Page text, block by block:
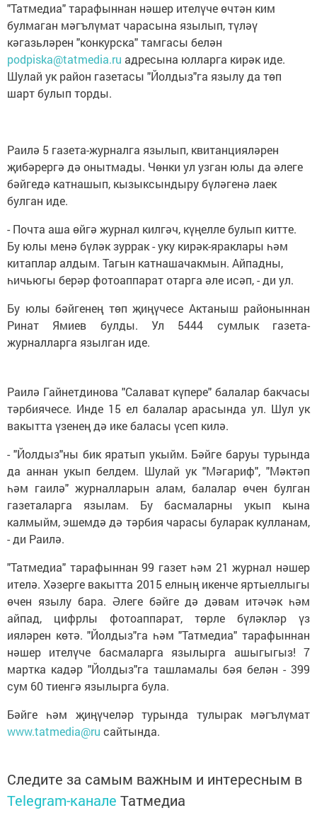
"Татмедиа" тарафыннан нәшер ителүче өчтән ким
булмаган мәгълүмат чарасына язылып, түләү
кәгазьләрен "конкурска" тамгасы белән
podpiska@tatmedia.ru адресына юлларга кирәк иде.
Шулай ук район газетасы "Йолдыз"га язылу да төп
шарт булып торды.
Раилә 5 газета-журналга язылып, квитанцияләрен
җибәрергә дә онытмады. Чөнки ул узган юлы да әлеге
бәйгедә катнашып, кызыксындыру бүләгенә лаек
булган иде.
- Почта аша өйгә журнал килгәч, күңелле булып китте.
Бу юлы менә бүләк зуррак - уку кирәк-яраклары һәм
китаплар алдым. Тагын катнашачакмын. Айпадны,
һичьюгы берәр фотоаппарат отарга әле исәп, - ди ул.
Бу юлы бәйгенең төп җиңүчесе Актаныш районыннан
Ринат Ямиев булды. Ул 5444 сумлык газета-
журналларга язылган иде.
Раилә Гайнетдинова "Салават күпере" балалар бакчасы
тәрбиячесе. Инде 15 ел балалар арасында ул. Шул ук
вакытта үзенең дә ике баласы үсеп килә.
- "Йолдыз"ны бик яратып укыйм. Бәйге баруы турында
да аннан укып белдем. Шулай ук "Мәгариф", "Мәктәп
һәм гаилә" журналларын алам, балалар өчен булган
газеталарга язылам. Бу басмаларны укып кына
калмыйм, эшемдә дә тәрбия чарасы буларак кулланам,
- ди Раилә.
"Татмедиа" тарафыннан 99 газет һәм 21 журнал нәшер
ителә. Хәзерге вакытта 2015 елның икенче яртыеллыгы
өчен язылу бара. Әлеге бәйге дә дәвам итәчәк һәм
айпад, цифрлы фотоаппарат, төрле бүләкләр үз
ияләрен көтә. "Йолдыз"га һәм "Татмедиа" тарафыннан
нәшер ителүче басмаларга язылырга ашыгыгыз! 7
мартка кадәр "Йолдыз"га ташламалы бәя белән - 399
сум 60 тиенгә язылырга була.
Бәйге һәм җиңүчеләр турында тулырак мәгълүмат
www.tatmedia@ru сайтында.
Следите за самым важным и интересным в
Telegram-канале Татмедиа